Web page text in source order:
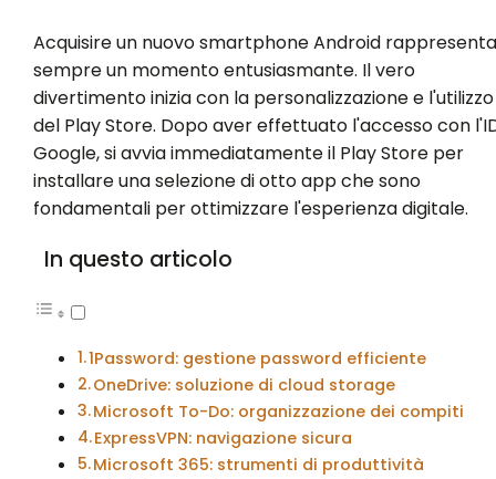
Acquisire un nuovo smartphone Android rappresenta
sempre un momento entusiasmante. Il vero
divertimento inizia con la personalizzazione e l'utilizzo
del Play Store. Dopo aver effettuato l'accesso con
Google, si avvia immediatamente il Play Store per
installare una selezione di otto app che sono
fondamentali per ottimizzare l'esperienza digitale.
In questo articolo
1Password: gestione password efficiente
OneDrive: soluzione di cloud storage
Microsoft To-Do: organizzazione dei compiti
ExpressVPN: navigazione sicura
Microsoft 365: strumenti di produttività